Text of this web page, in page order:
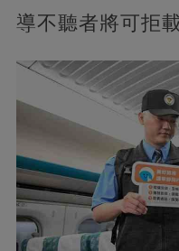
導不聽者將可拒